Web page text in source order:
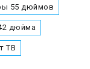
55 дюймов
дюйма
ТВ